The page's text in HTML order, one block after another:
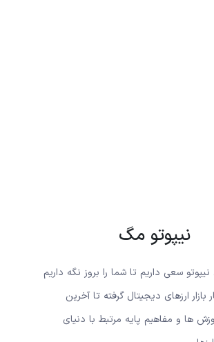
نیپوتو مگ
سعی داریم تا شما را بروز نگه داریم
بازار ارزهای دیجیتال گرفته تا آخرین
ها و مفاهیم پایه مرتبط با دنیای